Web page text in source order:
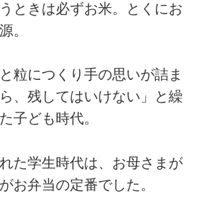
ときは必ずお米。とくにお
。
粒につくり手の思いが詰ま
、残してはいけない」と繰
子ども時代。
た学生時代は、お母さまが
お弁当の定番でした。